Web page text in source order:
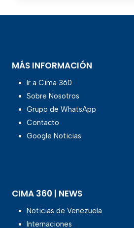
MÁS INFORMACIÓN
Ir a Cima 360
Sobre Nosotros
Grupo de WhatsApp
Contacto
Google Noticias
CIMA 360 | NEWS
Noticias de Venezuela
Internaciones